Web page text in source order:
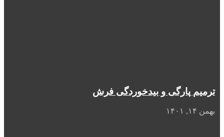
ترمیم پارگی و بیدخوردگی فرش
بهمن ۱۴, ۱۴۰۱